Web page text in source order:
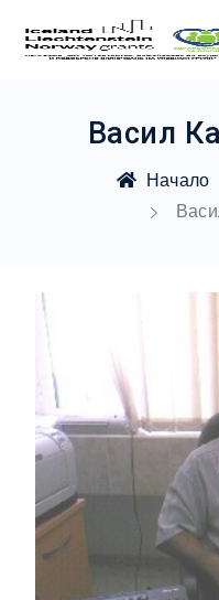
Васил
Начало